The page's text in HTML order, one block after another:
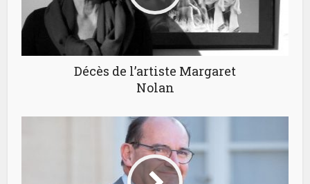
Décès de l’artiste Margaret
Nolan